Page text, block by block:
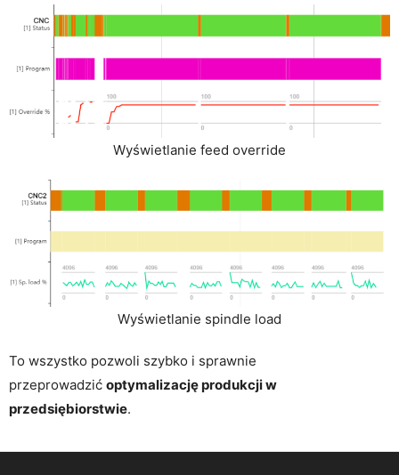
Wyświetlanie feed override
Wyświetlanie spindle load
To wszystko pozwoli szybko i sprawnie
przeprowadzić optymalizację produkcji w
przedsiębiorstwie.